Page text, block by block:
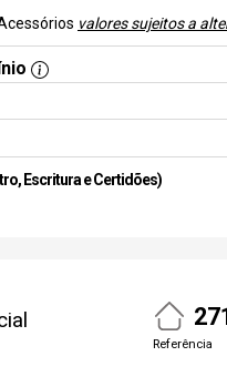
valores sujeitos a
Escritura e Certidões)
Referência